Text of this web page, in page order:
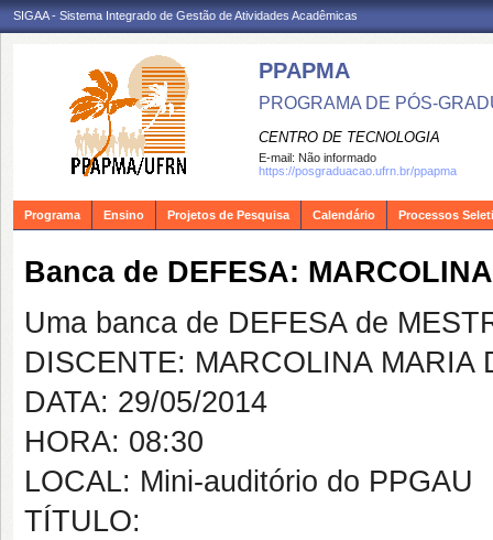
SIGAA - Sistema Integrado de Gestão de Atividades Acadêmicas
PPAPMA
PROGRAMA DE PÓS-
CENTRO DE TECNOLOGIA
E-mail: Não informado
https://posgraduacao.ufrn.br/ppapma
Programa Ensino Projetos de Pesquisa Calendário Processos
Banca de DEFESA:
Uma banca de DEFESA de
DISCENTE: MARCOLINA MARIA
DATA: 29/05/2014
HORA: 08:30
LOCAL: Mini-auditório do PPGAU
TÍTULO: